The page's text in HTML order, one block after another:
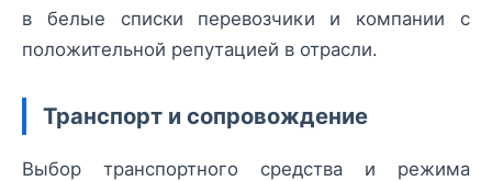
в белые списки перевозчики и компании с
положительной репутацией в отрасли.
Транспорт и сопровождение
Выбор транспортного средства и режима